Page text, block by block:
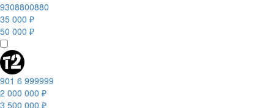
9308800880
35 000 ₽
50 000 ₽
901 6 999999
2 000 000 ₽
3 500 000 ₽